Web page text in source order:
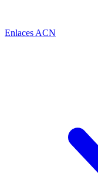
Enlaces ACN